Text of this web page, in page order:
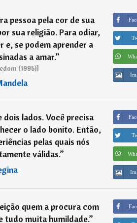
pessoa pela cor de sua
sua religião. Para odiar,
e, se podem aprender a
a amar.”
(1995)]
lados. Você precisa
o lado bonito. Então,
pelas quais nós
válidas.”
quem a procura com
tudo muita humildade.”